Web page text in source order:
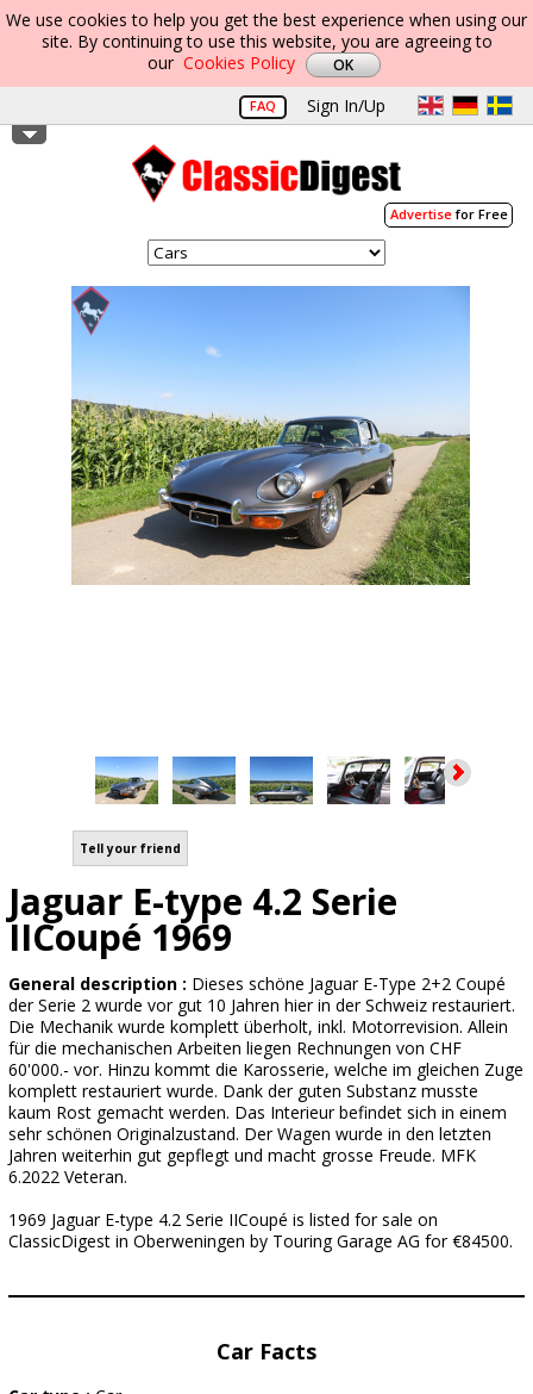
We use cookies to help you get the best experience when using our
site. By continuing to use this website, you are agreeing to
our Cookies Policy
FAQ Sign In/Up
Advertisefor Free
Tell your friend
Jaguar E-type 4.2 Serie
IICoupé 1969
General description : Dieses schöne Jaguar E-Type 2+2 Coupé
der Serie 2 wurde vor gut 10 Jahren hier in der Schweiz restauriert.
Die Mechanik wurde komplett überholt, inkl. Motorrevision. Allein
für die mechanischen Arbeiten liegen Rechnungen von CHF
60'000.- vor. Hinzu kommt die Karosserie, welche im gleichen Zuge
komplett restauriert wurde. Dank der guten Substanz musste
kaum Rost gemacht werden. Das Interieur befindet sich in einem
sehr schönen Originalzustand. Der Wagen wurde in den letzten
Jahren weiterhin gut gepflegt und macht grosse Freude. MFK
6.2022 Veteran.
1969 Jaguar E-type 4.2 Serie IICoupé is listed for sale on
ClassicDigest in Oberweningen by Touring Garage AG for €84500.
Car Facts